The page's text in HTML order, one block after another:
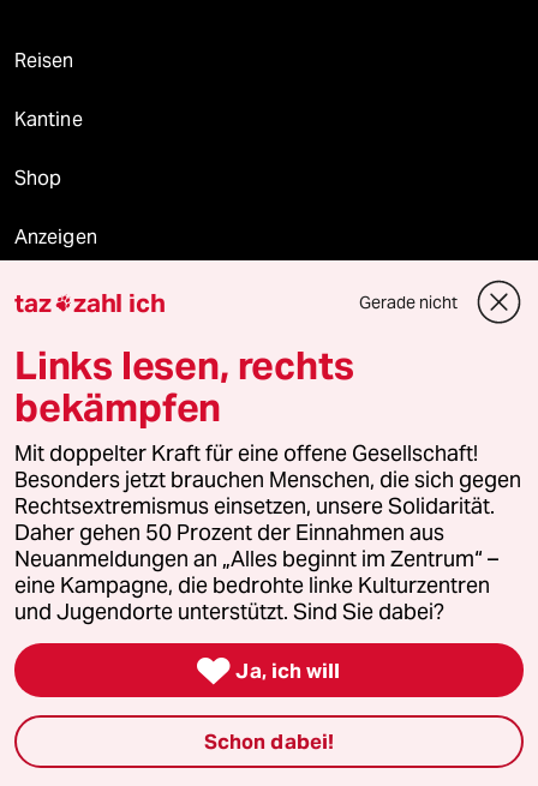
Reisen
Kantine
Shop
Anzeigen
Fragen & Hilfe
Feedback
Aboservice
ePaper Login
Downloads für Abonnierende
© 2026 taz Verlags und Vertriebs GmbH
Alle Rechte vorbehalten. Bei rechtlichen Fragen oder für Genehmigungen
wenden Sie sich bitte an
lizenzen@taz.de
taz zahl ich Gerade nicht
Links lesen, rechts
bekämpfen
Mit doppelter Kraft für eine offene Gesellschaft!
Besonders jetzt brauchen Menschen, die sich gegen
Rechtsextremismus einsetzen, unsere Solidarität.
Daher gehen 50 Prozent der Einnahmen aus
Neuanmeldungen an „Alles beginnt im Zentrum“ –
eine Kampagne, die bedrohte linke Kulturzentren
und Jugendorte unterstützt. Sind Sie dabei?
 Ja, ich will
Schon dabei!